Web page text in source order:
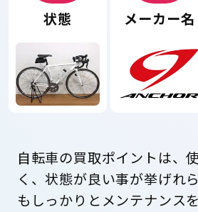
状態 メーカー名
自転車の買取ポイントは、
く、状態が良い事が挙げれ
もしっかりとメンテナンス